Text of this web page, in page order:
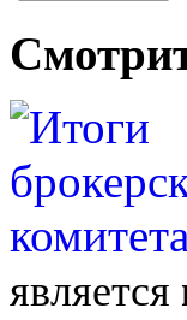
является